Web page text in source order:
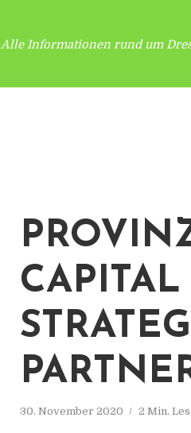
Alle Informationen rund um
30. November 2020 2 Min.